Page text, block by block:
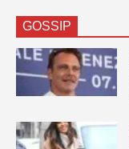
GOSSIP